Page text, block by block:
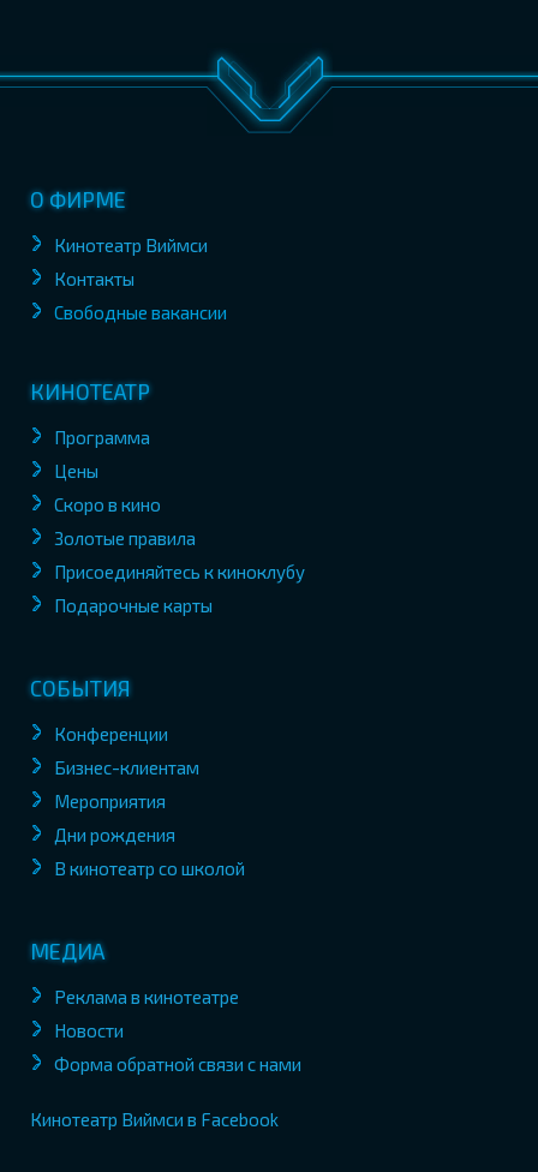
О ФИРМЕ
Кинотеатр Виймси
Контакты
Свободные вакансии
КИНОТЕАТР
Программа
Цены
Скоро в кино
Золотые правила
Присоединяйтесь к киноклубу
Подарочные карты
СОБЫТИЯ
Конференции
Бизнес-клиентам
Мероприятия
Дни рождения
В кинотеатр со школой
МЕДИА
Реклама в кинотеатре
Новости
Форма обратной связи с нами
Кинотеатр Виймси в Facebook